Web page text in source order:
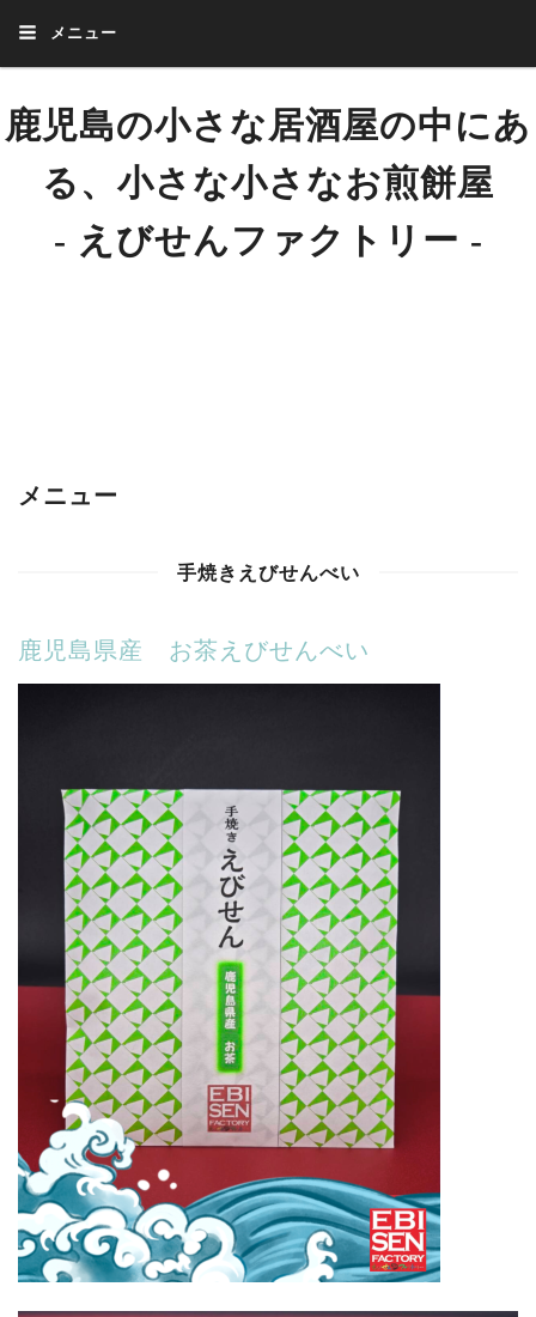
メニュー
鹿児島の小さな居酒屋の中にあ
る、小さな小さなお煎餅屋
‐ えびせんファクトリー ‐
メニュー
手焼きえびせんべい
鹿児島県産 お茶えびせんべい